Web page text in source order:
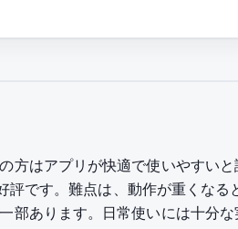
方はアプリが快適で使いやすい
です。難点は、動作が重くな
部あります。日常使いには十分